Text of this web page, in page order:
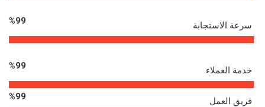
سرعة الاستجابة %99
خدمة العملاء %99
فريق العمل %99